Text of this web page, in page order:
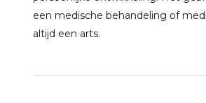
een medische behandeling of
altijd een arts.